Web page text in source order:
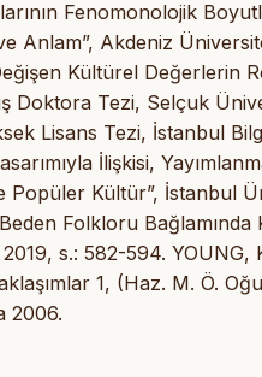
Fenomonolojik
Anlam”, Akdeniz
Kültürel Değerlerin
Doktora Tezi, Selçuk
Lisans Tezi, İstanbul
İlişkisi,
Popüler Kültür”, İstanbul
Folkloru
s.: 582-594. YOUNG,
1, (Haz. M. Ö.
2006.